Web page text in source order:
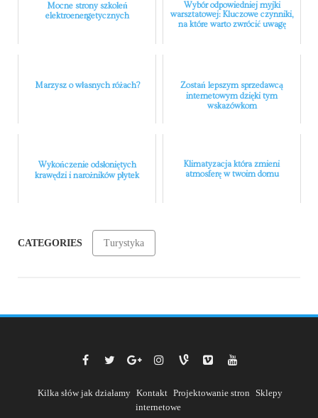
Mocne strony szkoleń
elektroenergetycznych
Wybór odpowiedniej myjki
warsztatowej: Kluczowe czynniki,
na które warto zwrócić uwagę
Marzysz o własnych różach?
Zostań lepszym sprzedawcą
internetowym dzięki tym
wskazówkom
Wykończenie odsłoniętych
krawędzi i narożników płytek
Klimatyzacja która zmieni
atmosferę w twoim domu
CATEGORIES Turystyka
Kilka słów jak działamy Kontakt Projektowanie stron Sklepy
internetowe